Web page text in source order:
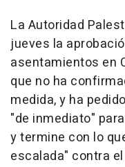
La Autoridad
jueves la
asentamientos en
que no ha
medida, y ha
"de inmediato"
y termine con lo
escalada" contra